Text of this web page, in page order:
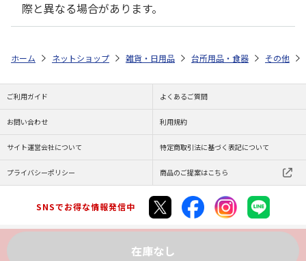
際と異なる場合があります。
在庫なし
ホーム ネットショップ 雑貨・日用品 台所用品・食器 その他
ご利用ガイド よくあるご質問
お問い合わせ 利用規約
サイト運営会社について 特定商取引法に基づく表記について
プライバシーポリシー 商品のご提案はこちら
SNSでお得な情報発信中